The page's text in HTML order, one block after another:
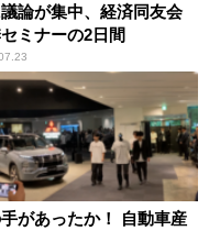
論が集中、経済同友会
ミナーの2日間
があったか！ 自動車産